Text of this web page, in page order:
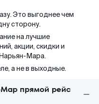
Это выгоднее чем
сторону.
на лучшие
акции, скидки и
Мара.
а не в выходные.
прямой рейс